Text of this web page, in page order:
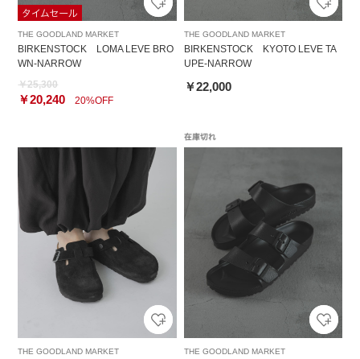
THE GOODLAND MARKET
BIRKENSTOCK LOMA LEVE BRO
WN-NARROW
￥25,300
￥20,240 20%OFF
THE GOODLAND MARKET
BIRKENSTOCK KYOTO LEVE TA
UPE-NARROW
￥22,000
THE GOODLAND MARKET THE GOODLAND MARKET